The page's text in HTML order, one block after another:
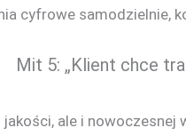
cyfrowe samodzielnie,
Mit 5: „Klient chce
ale i